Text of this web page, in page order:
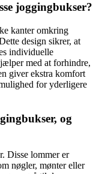
joggingbukser?
kanter omkring
design sikrer, at
individuelle
med at forhindre,
giver ekstra komfort
for yderligere
og
Disse lommer er
nøgler, mønter eller